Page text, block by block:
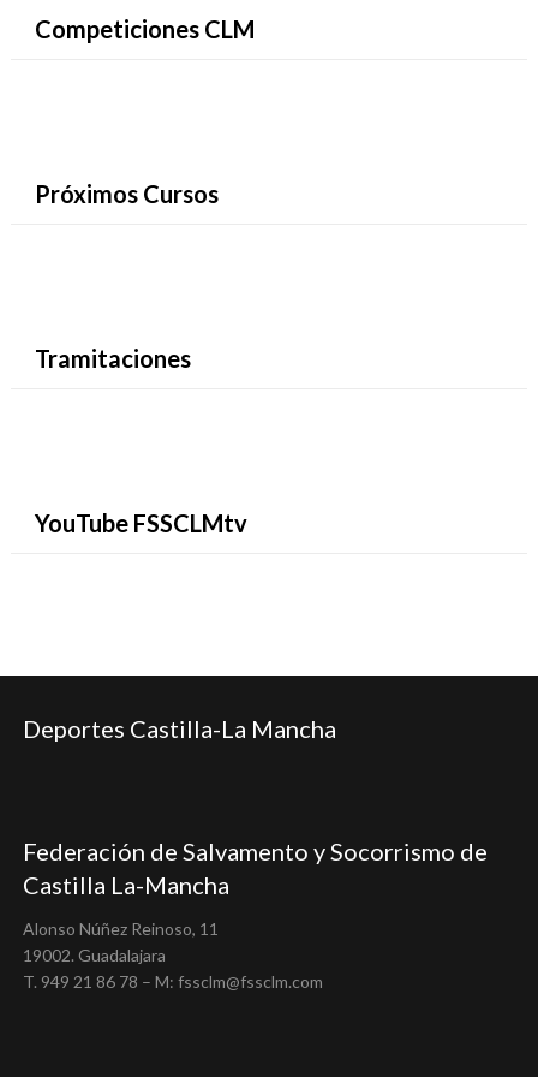
Competiciones CLM
Próximos Cursos
Tramitaciones
YouTube FSSCLMtv
Deportes Castilla-La Mancha
Federación de Salvamento y Socorrismo de
Castilla La-Mancha
Alonso Núñez Reinoso, 11
19002. Guadalajara
T. 949 21 86 78 – M: fssclm@fssclm.com